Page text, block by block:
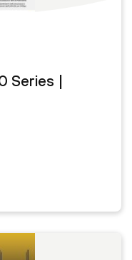
Series |